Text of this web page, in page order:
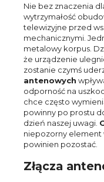
Nie bez znaczenia
wytrzymałość
telewizyjne przed
mechanicznymi.
metalowy korpus.
że urządzenie
zostanie czymś
antenowych
odporność na
chce często
powinny po prostu
dzień naszej uwagi.
niepozorny element
powinien pozostać.
Złącza